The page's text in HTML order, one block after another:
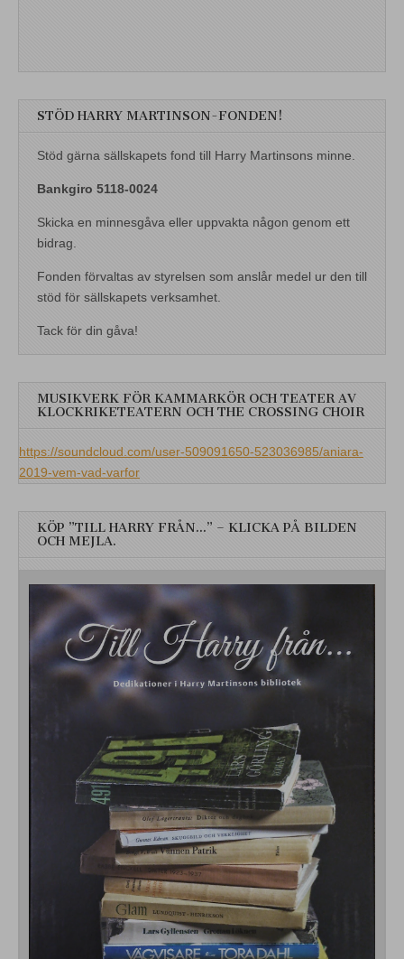
STÖD HARRY MARTINSON-FONDEN!
Stöd gärna sällskapets fond till Harry Martinsons minne.
Bankgiro 5118-0024
Skicka en minnesgåva eller uppvakta någon genom ett
bidrag.
Fonden förvaltas av styrelsen som anslår medel ur den till
stöd för sällskapets verksamhet.
Tack för din gåva!
MUSIKVERK FÖR KAMMARKÖR OCH TEATER AV
KLOCKRIKETEATERN OCH THE CROSSING CHOIR
https://soundcloud.com/user-509091650-523036985/aniara-
2019-vem-vad-varfor
KÖP ”TILL HARRY FRÅN…” – KLICKA PÅ BILDEN
OCH MEJLA.